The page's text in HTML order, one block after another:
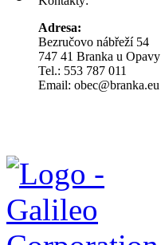
Adresa:
Bezručovo nábřeží 54
747 41 Branka u Opavy
Tel.: 553 787 011
Email: obec@branka.eu